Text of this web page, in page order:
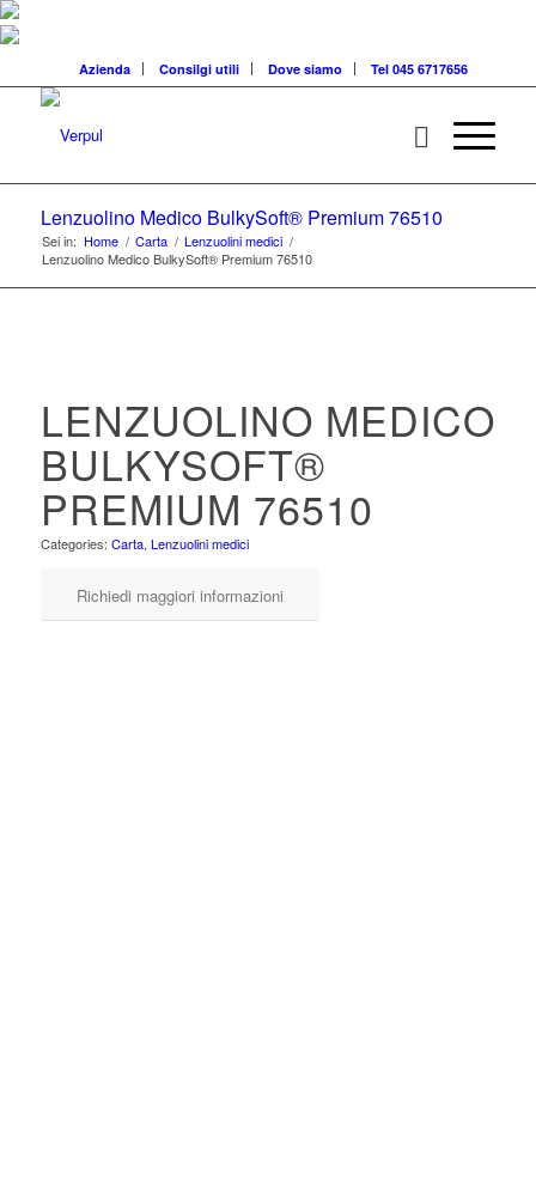
Azienda Consilgi utili Dove siamo Tel 045 6717656
Lenzuolino Medico BulkySoft® Premium 76510
Sei in: Home / Carta / Lenzuolini medici /
Lenzuolino Medico BulkySoft® Premium 76510
LENZUOLINO MEDICO
BULKYSOFT®
PREMIUM 76510
Categories: Carta, Lenzuolini medici
Richiedi maggiori informazioni